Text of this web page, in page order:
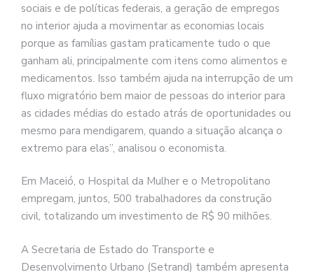
sociais e de políticas federais, a geração de empregos
no interior ajuda a movimentar as economias locais
porque as famílias gastam praticamente tudo o que
ganham ali, principalmente com itens como alimentos e
medicamentos. Isso também ajuda na interrupção de um
fluxo migratório bem maior de pessoas do interior para
as cidades médias do estado atrás de oportunidades ou
mesmo para mendigarem, quando a situação alcança o
extremo para elas”, analisou o economista.
Em Maceió, o Hospital da Mulher e o Metropolitano
empregam, juntos, 500 trabalhadores da construção
civil, totalizando um investimento de R$ 90 milhões.
A Secretaria de Estado do Transporte e
Desenvolvimento Urbano (Setrand) também apresenta